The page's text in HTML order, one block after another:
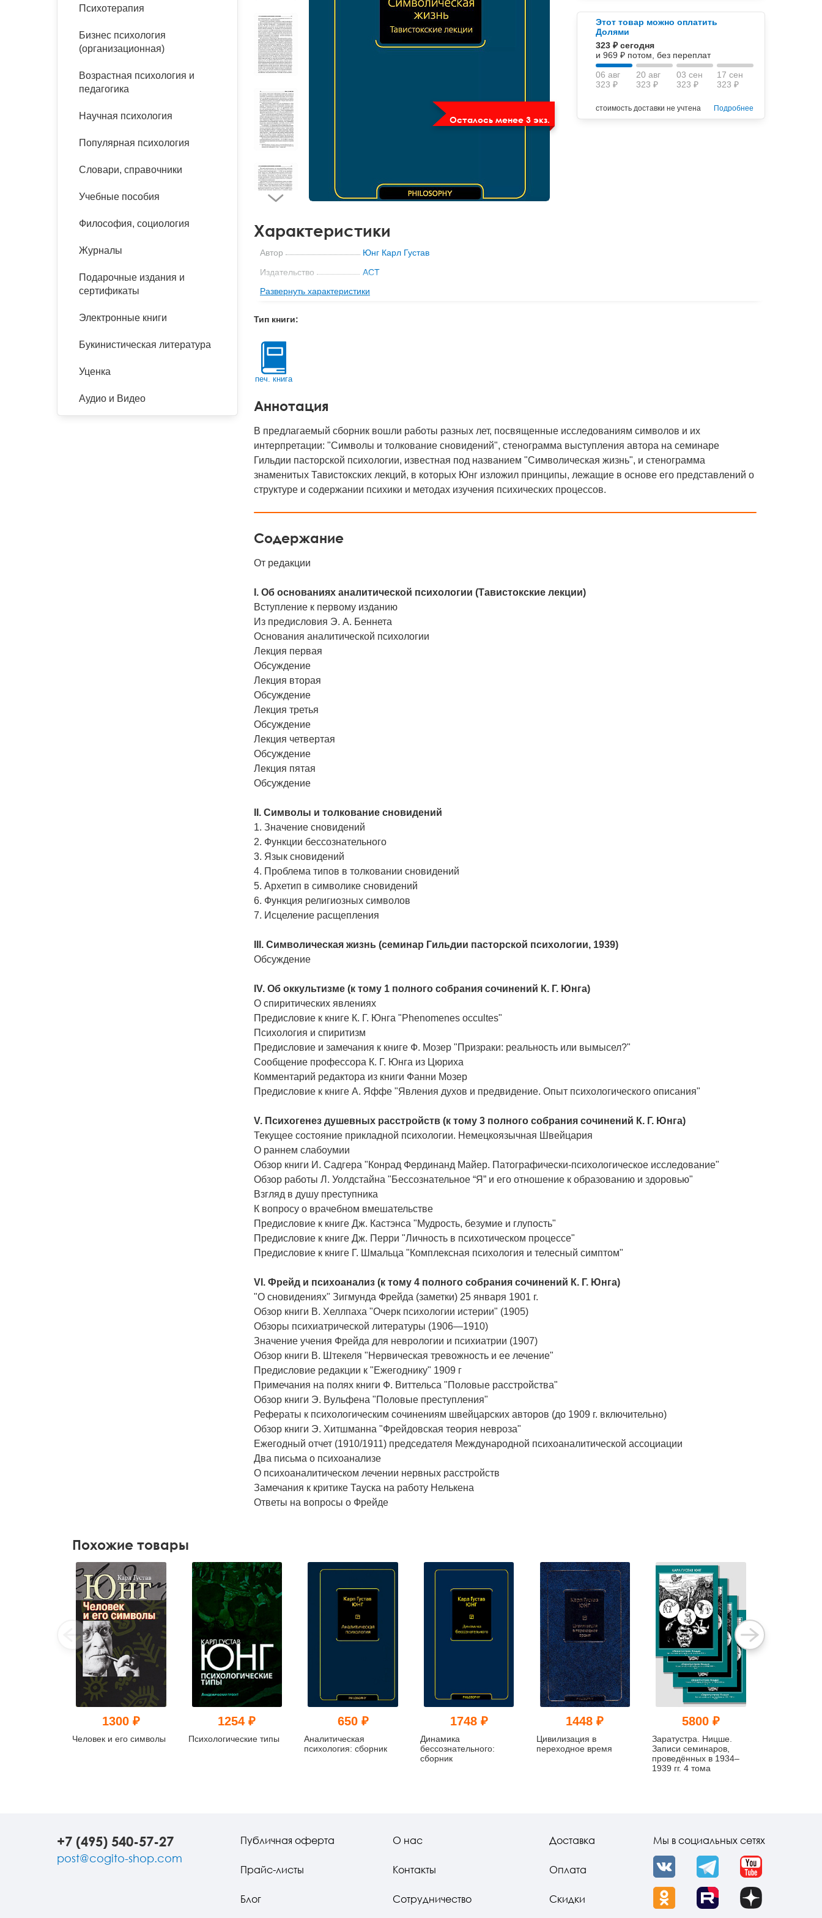
панические атаки
Психодрама
Сказкотерапия
психотерапии
Классический, эриксоновский
эргономика
Социальная психология
Психология развития
организационная психология
психоанализ
Осталось менее 3 экз.
Этот товар можно оплатить
Долями
323 ₽ сегодня
и 969 ₽ потом, без переплат
06 авг
323 ₽
20 авг
323 ₽
03 сен
323 ₽
17 сен
323 ₽
стоимость доставки не учтена Подробнее
Характеристики
Автор
Юнг Карл Густав
Издательство
АСТ
Формат книги
219x145x33 мм
Кол-во стр
Год
Код
Развернуть характеристики
Тип книги:
печ. книга
Аннотация
В предлагаемый сборник вошли работы разных лет, посвященные исследованиям символов и их
интерпретации: "Символы и толкование сновидений", стенограмма выступления автора на семинаре
Гильдии пасторской психологии, известная под названием "Символическая жизнь", и стенограмма
знаменитых Тавистокских лекций, в которых Юнг изложил принципы, лежащие в основе его представлений о
структуре и содержании психики и методах изучения психических процессов.
Содержание
От редакции
I. Об основаниях аналитической психологии (Тавистокские лекции)
Вступление к первому изданию
Из предисловия Э. А. Беннета
Основания аналитической психологии
Лекция первая
Обсуждение
Лекция вторая
Обсуждение
Лекция третья
Обсуждение
Лекция четвертая
Обсуждение
Лекция пятая
Обсуждение
II. Символы и толкование сновидений
1. Значение сновидений
2. Функции бессознательного
3. Язык сновидений
4. Проблема типов в толковании сновидений
5. Архетип в символике сновидений
6. Функция религиозных символов
7. Исцеление расщепления
III. Символическая жизнь (семинар Гильдии пасторской психологии, 1939)
Обсуждение
IV. Об оккультизме (к тому 1 полного собрания сочинений К. Г. Юнга)
О спиритических явлениях
Предисловие к книге К. Г. Юнга "Phenomenes occultes"
Психология и спиритизм
Предисловие и замечания к книге Ф. Мозер "Призраки: реальность или вымысел?"
Сообщение профессора К. Г. Юнга из Цюриха
Комментарий редактора из книги Фанни Мозер
Предисловие к книге А. Яффе "Явления духов и предвидение. Опыт психологического описания"
V. Психогенез душевных расстройств (к тому 3 полного собрания сочинений К. Г. Юнга)
Текущее состояние прикладной психологии. Немецкоязычная Швейцария
О раннем слабоумии
Обзор книги И. Садгера "Конрад Фердинанд Майер. Патографически-психологическое исследование"
Обзор работы Л. Уолдстайна "Бессознательное “Я” и его отношение к образованию и здоровью"
Взгляд в душу преступника
К вопросу о врачебном вмешательстве
Предисловие к книге Дж. Кастэнса "Мудрость, безумие и глупость"
Предисловие к книге Дж. Перри "Личность в психотическом процессе"
Предисловие к книге Г. Шмальца "Комплексная психология и телесный симптом"
VI. Фрейд и психоанализ (к тому 4 полного собрания сочинений К. Г. Юнга)
"О сновидениях" Зигмунда Фрейда (заметки) 25 января 1901 г.
Обзор книги В. Хеллпаха "Очерк психологии истерии" (1905)
Обзоры психиатрической литературы (1906—1910)
Значение учения Фрейда для неврологии и психиатрии (1907)
Обзор книги В. Штекеля "Нервическая тревожность и ее лечение"
Предисловие редакции к "Ежегоднику" 1909 г
Примечания на полях книги Ф. Виттельса "Половые расстройства"
Обзор книги Э. Вульфена "Половые преступления"
Рефераты к психологическим сочинениям швейцарских авторов (до 1909 г. включительно)
Обзор книги Э. Хитшманна "Фрейдовская теория невроза"
Ежегодный отчет (1910/1911) председателя Международной психоаналитической ассоциации
Два письма о психоанализе
О психоаналитическом лечении нервных расстройств
Замечания к критике Тауска на работу Нелькена
Ответы на вопросы о Фрейде
Психотерапия
Бизнес психология
(организационная)
Возрастная психология и
педагогика
Научная психология
Популярная психология
Словари, справочники
Учебные пособия
Философия, социология
Журналы
Подарочные издания и
сертификаты
Электронные книги
Букинистическая литература
Уценка
Аудио и Видео
Похожие товары
1300 ₽
Человек и его символы
1254 ₽
Психологические типы
650 ₽
Аналитическая
психология: сборник
1748 ₽
Динамика
бессознательного:
сборник
1448 ₽
Цивилизация в
переходное время
5800 ₽
Заратустра. Ницше.
Записи семинаров,
проведённых в 1934–
1939 гг. 4 тома
+7 (495) 540-57-27
post@cogito-shop.com
Публичная оферта
Прайс-листы
Блог
О нас
Контакты
Сотрудничество
Доставка
Оплата
Скидки
Мы в социальных сетях
VK Telegram YouTube
OK Rutube Dzen